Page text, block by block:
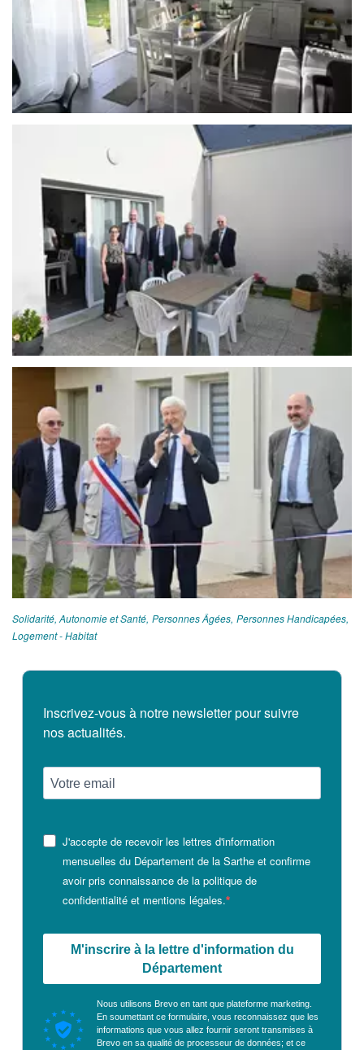
Solidarité, Autonomie et Santé Personnes Âgées Personnes Handicapées
Logement - Habitat
Inscrivez-vous à notre newsletter pour suivre
nos actualités.
J'accepte de recevoir les lettres d'information
mensuelles du Département de la Sarthe et confirme
avoir pris connaissance de la politique de
confidentialité et mentions légales.
M'inscrire à la lettre d'information du
Département
Nous utilisons Brevo en tant que plateforme marketing.
En soumettant ce formulaire, vous reconnaissez que les
informations que vous allez fournir seront transmises à
Brevo en sa qualité de processeur de données; et ce